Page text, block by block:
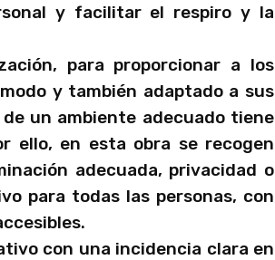
y facilitar el respiro y la
para proporcionar a los
y también adaptado a sus
un ambiente adecuado tiene
ello, en esta obra se recogen
adecuada, privacidad o
para todas las personas, con
con una incidencia clara en